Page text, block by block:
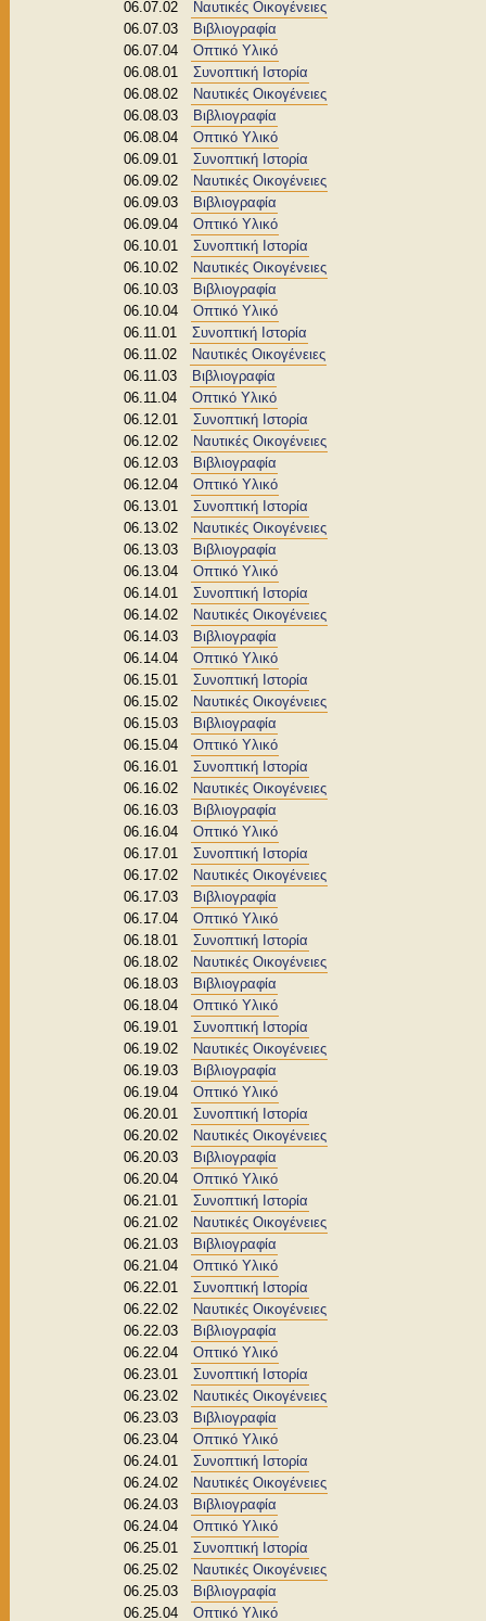
06.07.02
Ναυτικές Οικογένειες
06.07.03
Βιβλιογραφία
06.07.04
Οπτικό Υλικό
06.08.01
Συνοπτική Ιστορία
06.08.02
Ναυτικές Οικογένειες
06.08.03
Βιβλιογραφία
06.08.04
Οπτικό Υλικό
06.09.01
Συνοπτική Ιστορία
06.09.02
Ναυτικές Οικογένειες
06.09.03
Βιβλιογραφία
06.09.04
Οπτικό Υλικό
06.10.01
Συνοπτική Ιστορία
06.10.02
Ναυτικές Οικογένειες
06.10.03
Βιβλιογραφία
06.10.04
Οπτικό Υλικό
06.11.01
Συνοπτική Ιστορία
06.11.02
Ναυτικές Οικογένειες
06.11.03
Βιβλιογραφία
06.11.04
Οπτικό Υλικό
06.12.01
Συνοπτική Ιστορία
06.12.02
Ναυτικές Οικογένειες
06.12.03
Βιβλιογραφία
06.12.04
Οπτικό Υλικό
06.13.01
Συνοπτική Ιστορία
06.13.02
Ναυτικές Οικογένειες
06.13.03
Βιβλιογραφία
06.13.04
Οπτικό Υλικό
06.14.01
Συνοπτική Ιστορία
06.14.02
Ναυτικές Οικογένειες
06.14.03
Βιβλιογραφία
06.14.04
Οπτικό Υλικό
06.15.01
Συνοπτική Ιστορία
06.15.02
Ναυτικές Οικογένειες
06.15.03
Βιβλιογραφία
06.15.04
Οπτικό Υλικό
06.16.01
Συνοπτική Ιστορία
06.16.02
Ναυτικές Οικογένειες
06.16.03
Βιβλιογραφία
06.16.04
Οπτικό Υλικό
06.17.01
Συνοπτική Ιστορία
06.17.02
Ναυτικές Οικογένειες
06.17.03
Βιβλιογραφία
06.17.04
Οπτικό Υλικό
06.18.01
Συνοπτική Ιστορία
06.18.02
Ναυτικές Οικογένειες
06.18.03
Βιβλιογραφία
06.18.04
Οπτικό Υλικό
06.19.01
Συνοπτική Ιστορία
06.19.02
Ναυτικές Οικογένειες
06.19.03
Βιβλιογραφία
06.19.04
Οπτικό Υλικό
06.20.01
Συνοπτική Ιστορία
06.20.02
Ναυτικές Οικογένειες
06.20.03
Βιβλιογραφία
06.20.04
Οπτικό Υλικό
06.21.01
Συνοπτική Ιστορία
06.21.02
Ναυτικές Οικογένειες
06.21.03
Βιβλιογραφία
06.21.04
Οπτικό Υλικό
06.22.01
Συνοπτική Ιστορία
06.22.02
Ναυτικές Οικογένειες
06.22.03
Βιβλιογραφία
06.22.04
Οπτικό Υλικό
06.23.01
Συνοπτική Ιστορία
06.23.02
Ναυτικές Οικογένειες
06.23.03
Βιβλιογραφία
06.23.04
Οπτικό Υλικό
06.24.01
Συνοπτική Ιστορία
06.24.02
Ναυτικές Οικογένειες
06.24.03
Βιβλιογραφία
06.24.04
Οπτικό Υλικό
06.25.01
Συνοπτική Ιστορία
06.25.02
Ναυτικές Οικογένειες
06.25.03
Βιβλιογραφία
06.25.04
Οπτικό Υλικό